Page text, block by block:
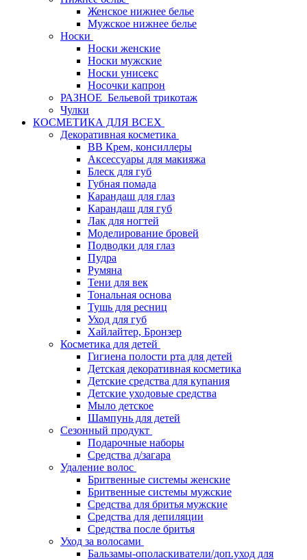
Женское нижнее белье
Мужское нижнее белье
Носки
Носки женские
Носки мужские
Носки унисекс
Носочки капрон
РАЗНОЕ_Бельевой трикотаж
Чулки
КОСМЕТИКА ДЛЯ ВСЕХ
Декоративная косметика
BB Крем, консиллеры
Аксессуары для макияжа
Блеск для губ
Губная помада
Карандаш для глаз
Карандаш для губ
Лак для ногтей
Моделирование бровей
Подводки для глаз
Пудра
Румяна
Тени для век
Тональная основа
Тушь для ресниц
Уход для губ
Хайлайтер, Бронзер
Косметика для детей
Гигиена полости рта для детей
Детская декоративная косметика
Детские средства для купания
Детские уходовые средства
Мыло детское
Шампунь для детей
Сезонный продукт
Подарочные наборы
Средства д/загара
Удаление волос
Бритвенные системы женские
Бритвенные системы мужские
Средства для бритья мужские
Средства для депиляции
Средства после бритья
Уход за волосами
Бальзамы-ополаскиватели/доп.уход для